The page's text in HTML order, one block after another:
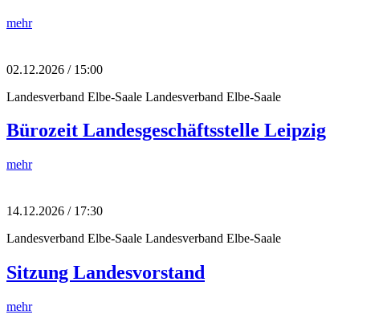
mehr
02.12.2026 / 15:00
Landesverband Elbe-Saale Landesverband Elbe-Saale
Bürozeit Landesgeschäftsstelle Leipzig
mehr
14.12.2026 / 17:30
Landesverband Elbe-Saale Landesverband Elbe-Saale
Sitzung Landesvorstand
mehr